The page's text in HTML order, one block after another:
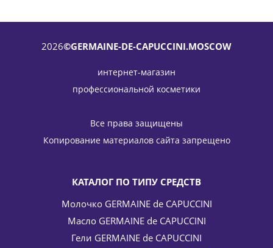
50 мл
12 206 руб. /шт 14 360руб.
2026©GERMAINE-DE-CAPUCCINI.MOSCOW
интернет-магазин
профессиональной косметики
Все права защищены
Копирование материалов сайта запрещено
КАТАЛОГ ПО ТИПУ СРЕДСТВ
Молочко GERMAINE de CAPUCCINI
Масло GERMAINE de CAPUCCINI
Гели GERMAINE de CAPUCCINI